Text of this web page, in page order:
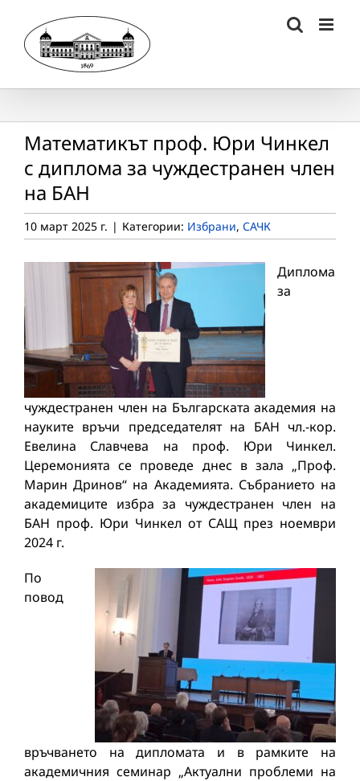
content
Mатематикът проф. Юри Чинкел
с диплома за чуждестранен член
на БАН
10 март 2025 г. | Категории: Избрани, САЧК
Диплома
за
чуждестранен член на Българската академия на
науките връчи председателят на БАН чл.-кор.
Евелина Славчева на проф. Юри Чинкел.
Церемонията се проведе днес в зала „Проф.
Марин Дринов“ на Академията. Събранието на
академиците избра за чуждестранен член на
БАН проф. Юри Чинкел от САЩ през ноември
2024 г.
По
повод
връчването на дипломата и в рамките на
академичния семинар „Актуални проблеми на